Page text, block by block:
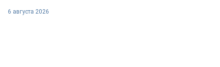
6 августа 2026